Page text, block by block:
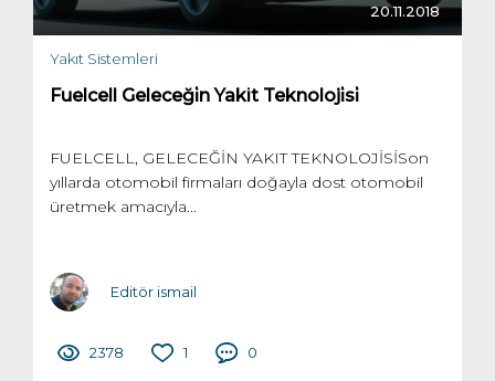
20.11.2018
Yakıt Sistemleri
Fuelcell Geleceği̇n Yakit Teknoloji̇si̇
FUELCELL, GELECEĞİN YAKIT TEKNOLOJİSİSon
yıllarda otomobil firmaları doğayla dost otomobil
üretmek amacıyla...
Editör ismail
2378 1 0